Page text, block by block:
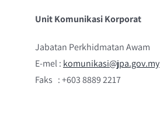
Unit Komunikasi Korporat
Jabatan Perkhidmatan Awam
E-mel : komunikasi@jpa.gov.my
Faks : +603 8889 2217